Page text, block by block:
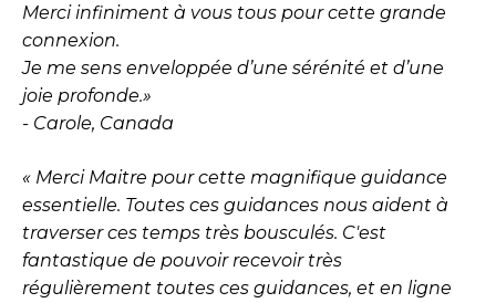
Merci infiniment à vous tous pour cette grande
connexion.
Je me sens enveloppée d’une sérénité et d’une
joie profonde.»
- Carole, Canada
« Merci Maitre pour cette magnifique guidance
essentielle. Toutes ces guidances nous aident à
traverser ces temps très bousculés. C'est
fantastique de pouvoir recevoir très
régulièrement toutes ces guidances, et en ligne